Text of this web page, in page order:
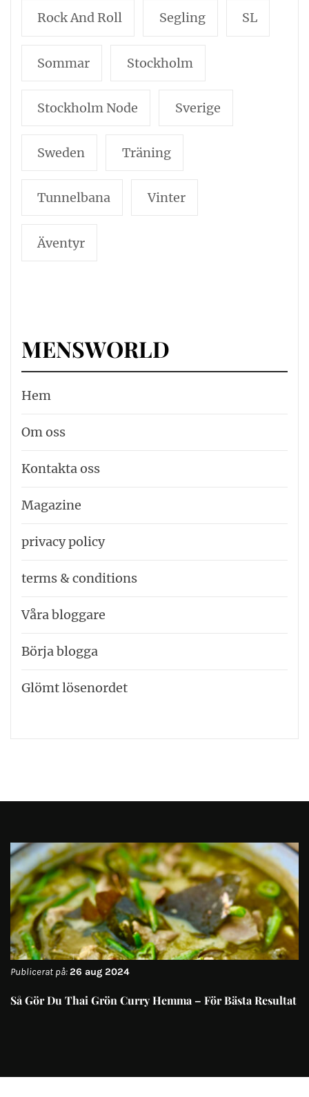
Rock And Roll Segling SL
Sommar Stockholm
Stockholm Node Sverige
Sweden Träning
Tunnelbana Vinter
Äventyr
MENSWORLD
Hem
Om oss
Kontakta oss
Magazine
privacy policy
terms & conditions
Våra bloggare
Börja blogga
Glömt lösenordet
Publicerat på:26 aug 2024
Så Gör Du Thai Grön Curry Hemma – För Bästa Resultat